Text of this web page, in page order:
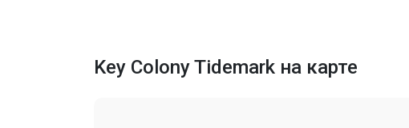
Key Colony Tidemark на карте